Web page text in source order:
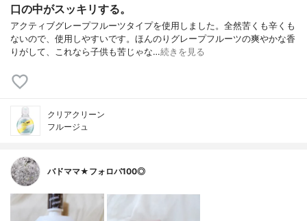
口の中がスッキリする。
アクティブグレープフルーツタイプを使用しました。全然苦くも辛くも
ないので、使用しやすいです。ほんのりグレープフルーツの爽やかな香
りがして、これなら子供も苦じゃな…続きを見る
クリアクリーン
フルージュ
バドママ★フォロバ100◎